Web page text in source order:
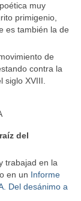
muy
primigenio,
es también la de
de
contra la
siglo XVIII.
del
trabajad en la
en un Informe
Del desánimo a